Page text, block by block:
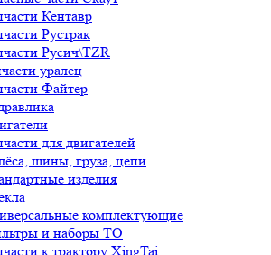
Кентавр
Рустрак
Русич\TZR
уралец
Файтер
для двигателей
шины, груза, цепи
изделия
комплектующие
и наборы ТО
к трактору XingTai